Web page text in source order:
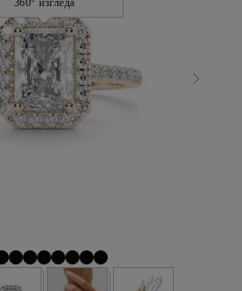
360° изгледа